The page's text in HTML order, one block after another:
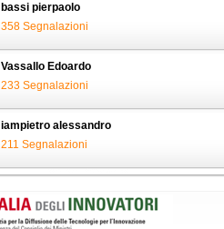
bassi pierpaolo
358 Segnalazioni
Vassallo Edoardo
233 Segnalazioni
iampietro alessandro
211 Segnalazioni